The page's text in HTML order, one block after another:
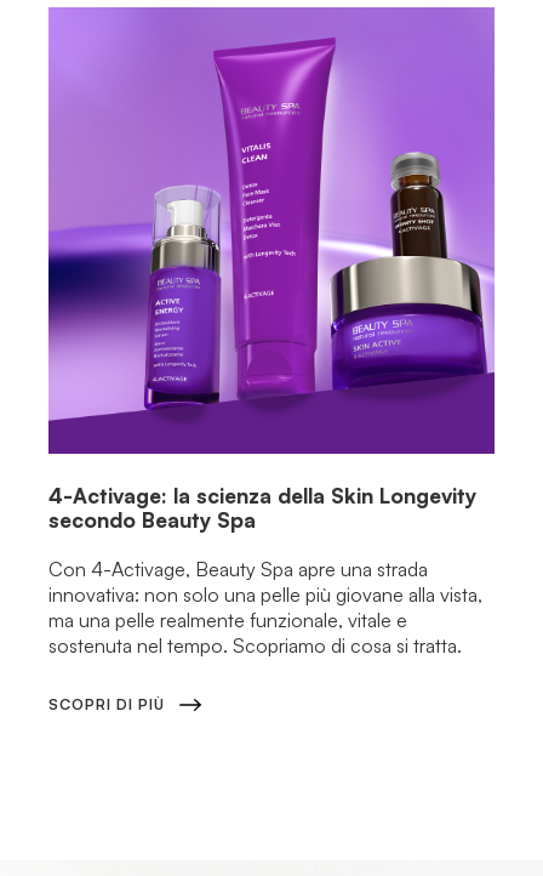
4-Activage: la scienza della Skin Longevity
secondo Beauty Spa
Con 4-Activage, Beauty Spa apre una strada
innovativa: non solo una pelle più giovane alla vista,
ma una pelle realmente funzionale, vitale e
sostenuta nel tempo. Scopriamo di cosa si tratta.
SCOPRI DI PIÙ